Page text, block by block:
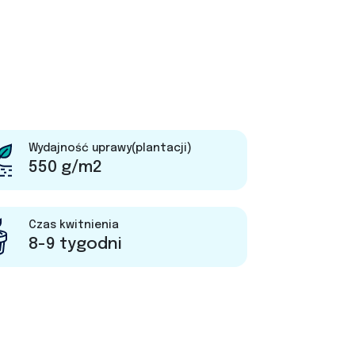
Wydajność uprawy(plantacji)
550 g/m2
Czas kwitnienia
8-9 tygodni